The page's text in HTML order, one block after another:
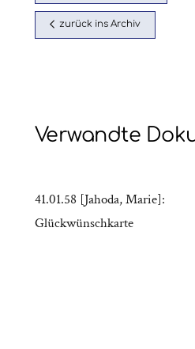
zurück ins Archiv
Verwandte
41.01.58 [Jahoda, Marie]:
Glückwünschkarte